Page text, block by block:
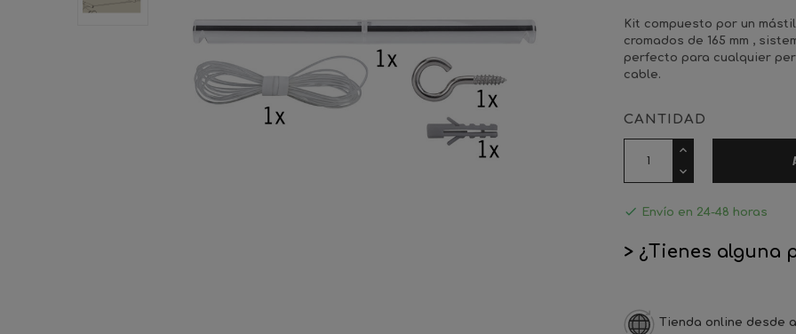
Kit compuesto por un
cromados de 165 mm ,
perfecto para cualquier
cable.
CANTIDAD
 Envío en 24-48 horas
> ¿Tienes alguna
Tienda online desde